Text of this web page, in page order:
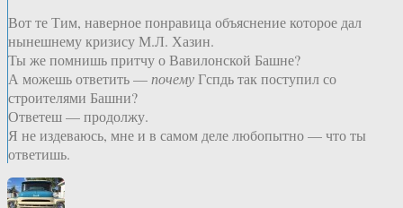
Вот те Тим, наверное понравица объяснение которое дал
нынешнему кризису М.Л. Хазин.
Ты же помнишь притчу о Вавилонской Башне?
А можешь ответить —почемуГспдь так поступил со
строителями Башни?
Ответеш — продолжу.
Я не издеваюсь, мне и в самом деле любопытно — что ты
ответишь.